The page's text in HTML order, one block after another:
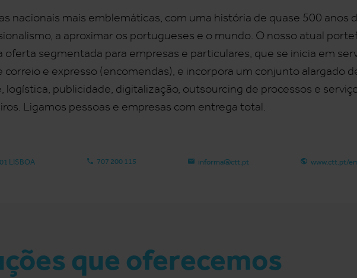
nacionais mais emblemáticas, com uma história de quase 500 anos
a aproximar os portugueses e o mundo. O nosso atual
segmentada para empresas e particulares, que se inicia em
e expresso (encomendas), e incorpora um conjunto alargado
logística, publicidade, digitalização, outsourcing de processos e
Ligamos pessoas e empresas com entrega total.
LISBOA 707 200 115 informa@ctt.pt www.ctt.pt/
que oferecemos